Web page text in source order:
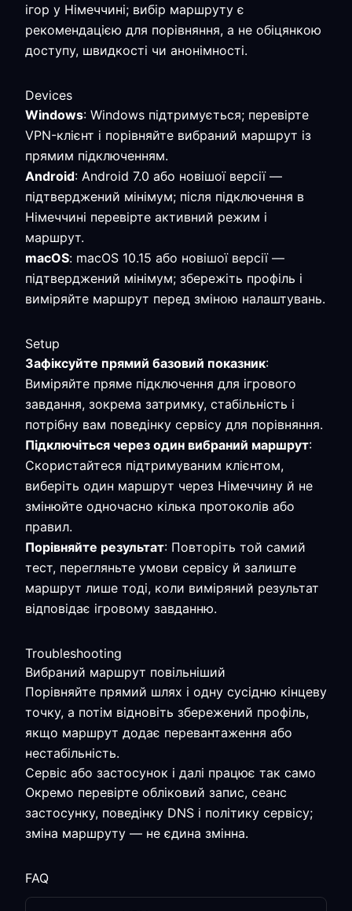
ігор у Німеччині; вибір маршруту є
рекомендацією для порівняння, а не обіцянкою
доступу, швидкості чи анонімності.
Devices
Windows: Windows підтримується; перевірте
VPN-клієнт і порівняйте вибраний маршрут із
прямим підключенням.
Android: Android 7.0 або новішої версії —
підтверджений мінімум; після підключення в
Німеччині перевірте активний режим і
маршрут.
macOS: macOS 10.15 або новішої версії —
підтверджений мінімум; збережіть профіль і
виміряйте маршрут перед зміною налаштувань.
Setup
Зафіксуйте прямий базовий показник:
Виміряйте пряме підключення для ігрового
завдання, зокрема затримку, стабільність і
потрібну вам поведінку сервісу для порівняння.
Підключіться через один вибраний маршрут:
Скористайтеся підтримуваним клієнтом,
виберіть один маршрут через Німеччину й не
змінюйте одночасно кілька протоколів або
правил.
Порівняйте результат: Повторіть той самий
тест, перегляньте умови сервісу й залиште
маршрут лише тоді, коли виміряний результат
відповідає ігровому завданню.
Troubleshooting
Вибраний маршрут повільніший
Порівняйте прямий шлях і одну сусідню кінцеву
точку, а потім відновіть збережений профіль,
якщо маршрут додає перевантаження або
нестабільність.
Сервіс або застосунок і далі працює так само
Окремо перевірте обліковий запис, сеанс
застосунку, поведінку DNS і політику сервісу;
зміна маршруту — не єдина змінна.
FAQ